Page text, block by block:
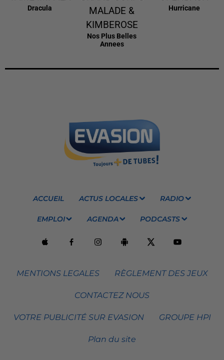
Dracula
MALADE &
KIMBEROSE
Nos Plus Belles
Annees
Hurricane
ACCUEIL ACTUS LOCALES RADIO
EMPLOI AGENDA PODCASTS
MENTIONS LEGALES RÈGLEMENT DES JEUX
CONTACTEZ NOUS
VOTRE PUBLICITÉ SUR EVASION GROUPE HPI
Plan du site